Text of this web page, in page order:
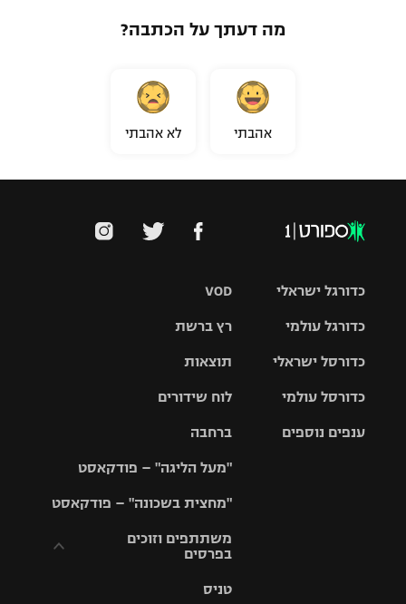
מה דעתך על הכתבה?
אהבתי לא אהבתי
VOD
רץ ברשת
תוצאות
לוח שידורים
ברחבה
"מעל הליגה" – פודקאסט
"מחצית בשכונה" – פודקאסט
משתתפים וזוכים
בפרסים
טניס
כדורגל ישראלי
גביע הטוטו
כדורגל עולמי
האלופות
ליגה
כדורסל ישראלי
סל
כדורסל עולמי
ענפים נוספים